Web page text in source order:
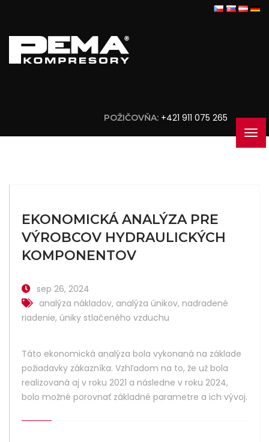
POŽIČOVŇA: +421 911 075 265
EKONOMICKÁ ANALÝZA PRE
VÝROBCOV HYDRAULICKÝCH
KOMPONENTOV
sep 26, 2024
analýza nákladov, analýza únikov, nadradené
riadenie, úniky stlačeného vzduchu
Táto ekonomická analýza bola vykonaná na základe
požiadavky zákazníka. Vzhľadom na to, že už bola
realizovaná aj v roku 2021 a následne v roku 2024,
bolo možné porovnať základné parametre a ich vývoj.